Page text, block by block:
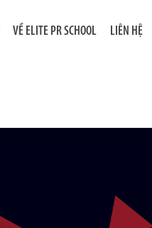
VỀ ELITE PR SCHOOL LIÊN HỆ